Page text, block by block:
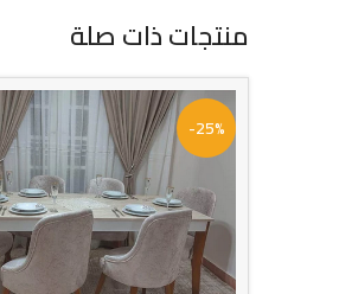
منتجات ذات صلة
-25%